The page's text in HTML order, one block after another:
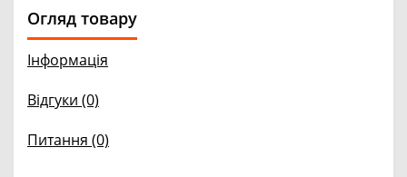
Огляд товару
Інформація
Відгуки (0)
Питання (0)